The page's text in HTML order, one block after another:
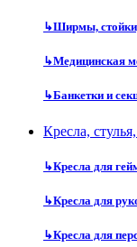
↳Ширмы,
↳Медицинская
↳Банкетки и
Кресла,
↳Кресла для
↳Кресла для
↳Кресла для